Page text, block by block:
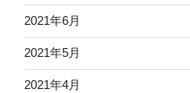
2021年6月
2021年5月
2021年4月